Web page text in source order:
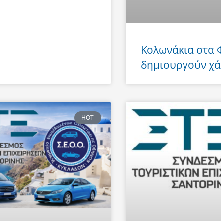
Κολωνάκια στα
δημιουργούν
HOT